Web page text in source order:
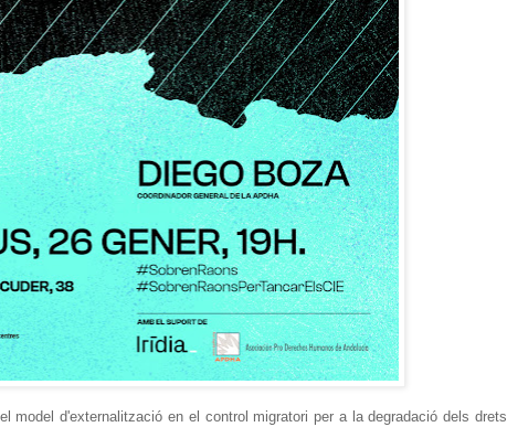
model d'externalització en el control migratori per a la degradació dels drets